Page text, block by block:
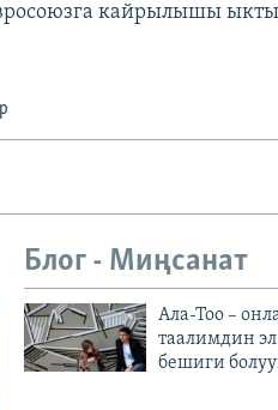
кайрылышы
Блог - Миңсанат
Ала-Тоо –
таалимдин
бешиги